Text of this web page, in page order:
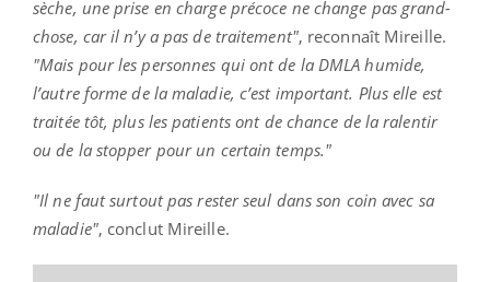
sèche, une prise en charge précoce ne change pas grand-
chose, car il n’y a pas de traitement", reconnaît Mireille.
"Mais pour les personnes qui ont de la DMLA humide,
l’autre forme de la maladie, c’est important. Plus elle est
traitée tôt, plus les patients ont de chance de la ralentir
ou de la stopper pour un certain temps."
"Il ne faut surtout pas rester seul dans son coin avec sa
maladie", conclut Mireille.